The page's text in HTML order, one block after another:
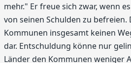
mehr." Er freue sich zwar, wenn
von seinen Schulden zu
Kommunen insgesamt keinen
dar. Entschuldung könne nur
Länder den Kommunen weniger